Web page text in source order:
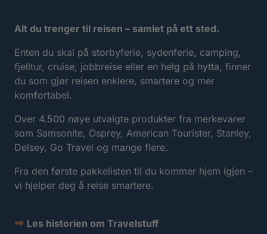
Alt du trenger til reisen – samlet på ett sted.
Enten du skal på storbyferie, sydenferie, camping,
fjelltur, cruise, jobbreise eller en helg på hytta, finner
du som gjør reisen enklere, smartere og mer
komfortabel.
Over 4.500 nøye utvalgte produkter fra merkevarer
som Samsonite, Osprey, American Tourister, Stanley,
Delsey, Go Travel og mange flere.
Fra den første pakkelisten til du kommer hjem igjen –
vi hjelper deg å reise smartere.
➡ Les historien om Travelstuff